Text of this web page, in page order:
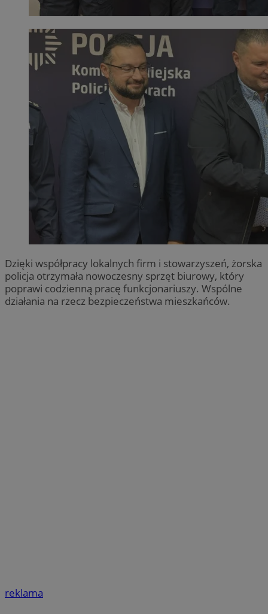
Dzięki współpracy lokalnych firm i stowarzyszeń, żorska
policja otrzymała nowoczesny sprzęt biurowy, który
poprawi codzienną pracę funkcjonariuszy. Wspólne
działania na rzecz bezpieczeństwa mieszkańców.
reklama